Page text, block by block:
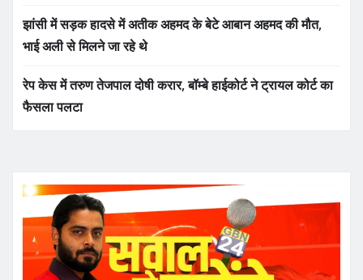
झांसी में सड़क हादसे में अतीक अहमद के बेटे आबान अहमद की मौत,
भाई अली से मिलने जा रहे थे
रेप केस में तरुण तेजपाल दोषी करार, बॉम्बे हाईकोर्ट ने ट्रायल कोर्ट का
फैसला पलटा